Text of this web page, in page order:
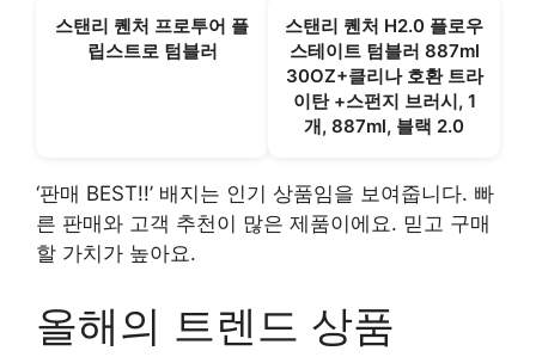
스탠리 퀜처 프로투어 플
립스트로 텀블러
스탠리 퀜처 H2.0 플로우
스테이트 텀블러 887ml
30OZ+클리나 호환 트라
이탄 +스펀지 브러시, 1
개, 887ml, 블랙 2.0
‘판매 BEST!!’ 배지는 인기 상품임을 보여줍니다. 빠
른 판매와 고객 추천이 많은 제품이에요. 믿고 구매
할 가치가 높아요.
올해의 트렌드 상품